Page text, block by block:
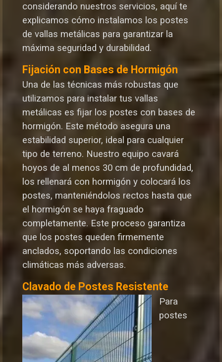
considerando nuestros servicios, aquí te
explicamos cómo instalamos los postes
de vallas metálicas para garantizar la
máxima seguridad y durabilidad.
Fijación con Bases de Hormigón
Una de las técnicas más robustas que
utilizamos para instalar tus vallas
metálicas es fijar los postes con bases de
hormigón. Este método asegura una
estabilidad superior, ideal para cualquier
tipo de terreno. Nuestro equipo cavará
hoyos de al menos 30 cm de profundidad,
los rellenará con hormigón y colocará los
postes, manteniéndolos rectos hasta que
el hormigón se haya fraguado
completamente. Este proceso garantiza
que los postes queden firmemente
anclados, soportando las condiciones
climáticas más adversas.
Clavado de Postes Resistente
Para
postes